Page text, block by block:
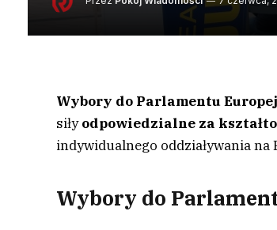
Wybory do Parlamentu
siłyodpowiedzialne za
indywidualnego oddziaływania
Wybory do